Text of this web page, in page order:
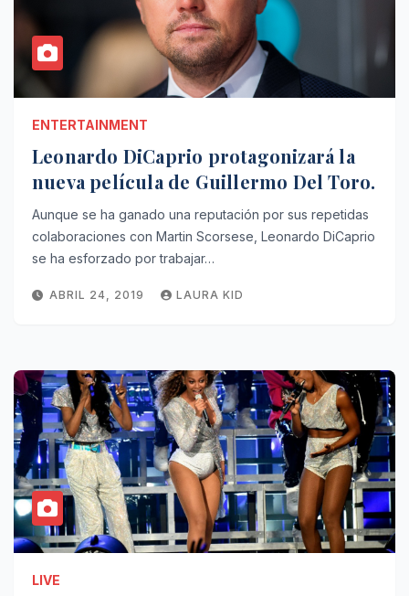
ENTERTAINMENT
Leonardo DiCaprio protagonizará la
nueva película de Guillermo Del Toro.
Aunque se ha ganado una reputación por sus repetidas
colaboraciones con Martin Scorsese, Leonardo DiCaprio
se ha esforzado por trabajar…
ABRIL 24, 2019 LAURA KID
LIVE